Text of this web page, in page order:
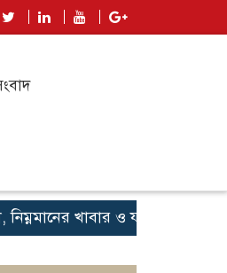
খাবার ও যাত্রী হয়রানি বন্ধে